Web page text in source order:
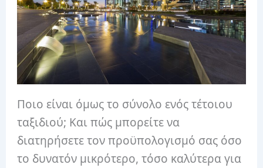
Ποιο είναι όμως το σύνολο ενός τέτοιου
ταξιδιού; Και πώς μπορείτε να
διατηρήσετε τον προϋπολογισμό σας όσο
το δυνατόν μικρότερο, τόσο καλύτερα για